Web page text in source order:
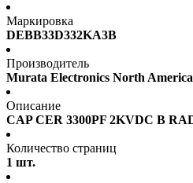
Маркировка
DEBB33D332KA3B
Производитель
Murata Electronics North America
Описание
CAP CER 3300PF 2KVDC B
Количество страниц
1 шт.